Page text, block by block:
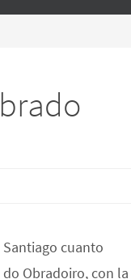
cuanto
Obradoiro, con la